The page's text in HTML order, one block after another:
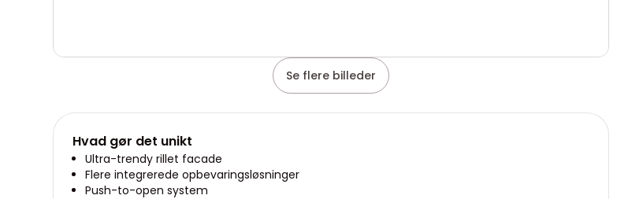
Se flere billeder
Hvad gør det unikt
Ultra-trendy rillet facade
Flere integrerede opbevaringsløsninger
Push-to-open system